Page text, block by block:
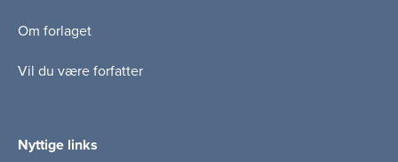
Om forlaget
Vil du være forfatter
Nyttige links